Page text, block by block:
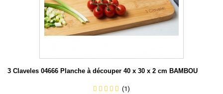
3 Claveles 04666 Planche à découper 40 x 30 x 2 cm BAMBOU
(1)